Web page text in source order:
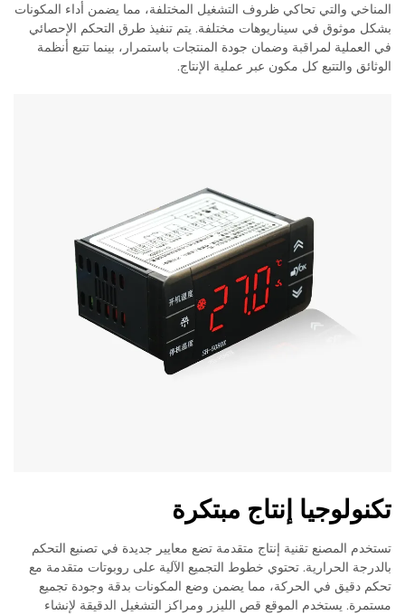
المناخي والتي تحاكي ظروف التشغيل المختلفة، مما يضمن أداء المكونات
بشكل موثوق في سيناريوهات مختلفة. يتم تنفيذ طرق التحكم الإحصائي
في العملية لمراقبة وضمان جودة المنتجات باستمرار، بينما تتبع أنظمة
الوثائق والتتبع كل مكون عبر عملية الإنتاج.
تكنولوجيا إنتاج مبتكرة
تستخدم المصنع تقنية إنتاج متقدمة تضع معايير جديدة في تصنيع التحكم
بالدرجة الحرارية. تحتوي خطوط التجميع الآلية على روبوتات متقدمة مع
تحكم دقيق في الحركة، مما يضمن وضع المكونات بدقة وجودة تجميع
مستمرة. يستخدم الموقع قص الليزر ومراكز التشغيل الدقيقة لإنشاء